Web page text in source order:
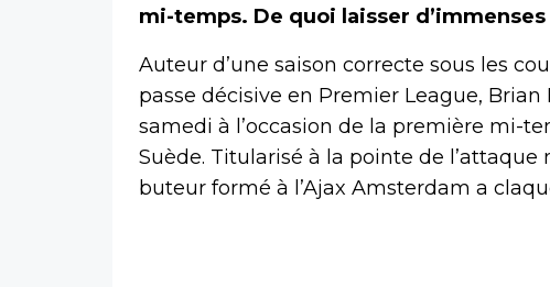
mi-temps. De quoi laisser
Auteur d’une saison correcte sous les
passe décisive en Premier League,
samedi à l’occasion de la première mi-
Suède. Titularisé à la pointe de
buteur formé à l’Ajax Amsterdam a